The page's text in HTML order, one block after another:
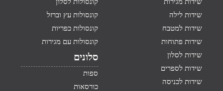
שידות לילה
שידות למטבח
שידות פתוחות
שידות לסלון
שידות לספרים
שידות לכניסה
קונסולות עץ וברזל
קונסולות כפריות
קונסולות עם מגירות
סלונים
ספות
כורסאות